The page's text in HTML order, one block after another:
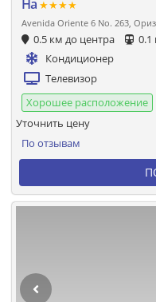
Ha ★★★★
Avenida Oriente 6 No. 263,
0.5 км до центра 0.1
Кондиционер
Телевизор
Хорошее расположение
По отзывам
Уточнить цену